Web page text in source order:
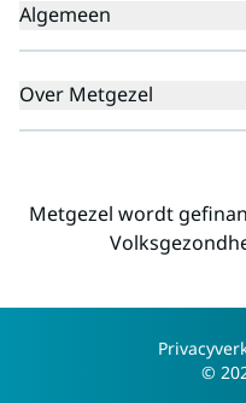
Agenda
Voor cliënten
Algemeen
Aanmeldprocedure
Klachten
Over Metgezel
Landelijk
Regio's
Alliantiepartners
Contact
Metgezel wordt
Copyright
©